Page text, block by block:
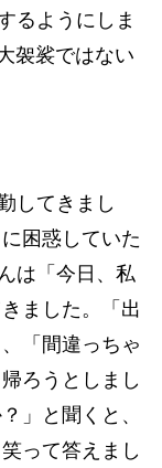
るようにしま
袈裟ではない
してきまし
困惑していた
は「今日、私
ました。「出
「間違っちゃ
ろうとしまし
」と聞くと、
って答えまし